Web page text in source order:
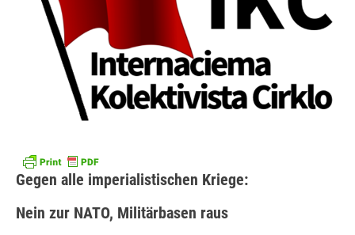
Gegen alle imperialistischen Kriege:
Nein zur NATO, Militärbasen raus